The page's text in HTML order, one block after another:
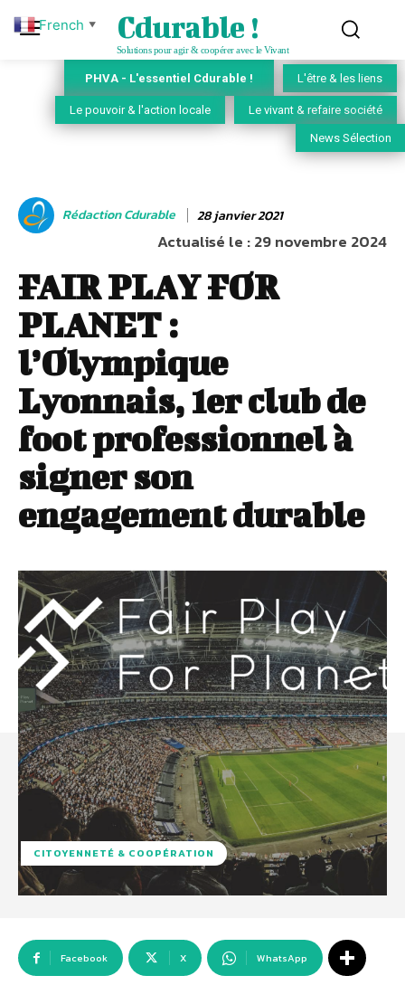
Cdurable !
Solutions pour agir & coopérer avec le Vivant
PHVA - L'essentiel Cdurable ! L'être & les liens
Le pouvoir & l'action locale Le vivant & refaire société
News Sélection
Rédaction Cdurable 28 janvier 2021
Actualisé le :29 novembre 2024
FAIR PLAY FOR
PLANET :
l’Olympique
Lyonnais, 1er club de
foot professionnel à
signer son
engagement durable
CITOYENNETÉ & COOPÉRATION
Facebook X WhatsApp
French ▼